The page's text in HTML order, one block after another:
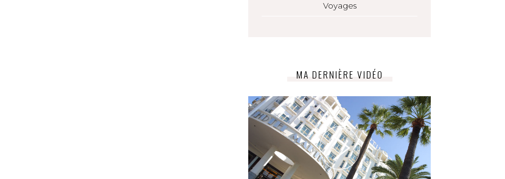
Voyages
MA DERNIÈRE VIDÉO